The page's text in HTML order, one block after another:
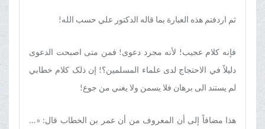
ثم اردفتم هذه العبارة بما قاله الدکتور علي حسب الله!
فإنه کلام عجیب! لأنه مجرد دعوی! فمن متی اصبحت الدعوی
دلیلاً في الاحتجاج لدی علماء المسلمین؟! إن ذلک کلام خطابي
لم یستند الی برهان فلا یسمن ولا یغني من جوع!
هذا مضافاً إلی أن المعروف من أن عمر بن الخطاب قال: «...